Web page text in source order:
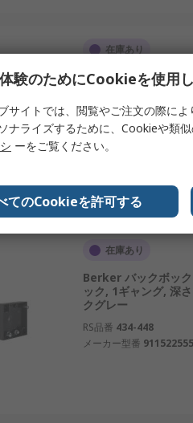
在庫あり
Legrand バックボッ
グ, 深さ38 mm, 白,
RS品番815-9804
メーカー型番 5 723 90
在庫あり
Berker バックボッ
ック, 1ギャング, 深
クグレー
RS品番 434-448
メーカー型番 911522555
験のためにCookieを使用
サイトでは、閲覧やご注文の際に
ナライズするために、Cookieや類
ーをご覧ください。
てのCookieを許可する